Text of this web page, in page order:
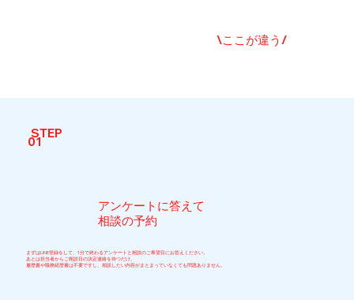
\ここが違う/
アンケートに答えて
相談の予約
まずはLINE登録をして、1分で終わるアンケートと相談のご希望日にお答えください。
あとは担当者からご相談日の決定連絡を待つだけ。
履歴書や職務経歴書は不要ですし、相談したい内容がまとまっていなくても問題ありません。
STEP
01